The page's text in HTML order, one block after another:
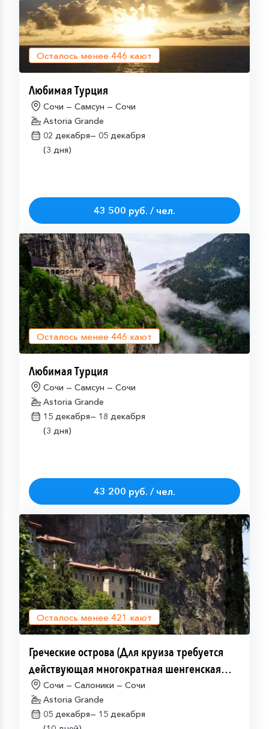
Осталось менее 446 кают
Любимая Турция
Сочи — Самсун — Сочи
Astoria Grande
02 декабря— 05 декабря
(3 дня)
43 500 руб. / чел.
Осталось менее 446 кают
Любимая Турция
Сочи — Самсун — Сочи
Astoria Grande
15 декабря— 18 декабря
(3 дня)
43 200 руб. / чел.
Осталось менее 421 кают
Греческие острова (Для круиза требуется
действующая многократная шенгенская
виза)Сочи — Салоники — Сочи
Astoria Grande
05 декабря— 15 декабря